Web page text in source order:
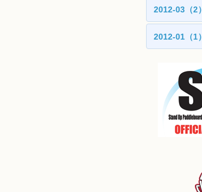
2012-03（2）
2012-01（1）